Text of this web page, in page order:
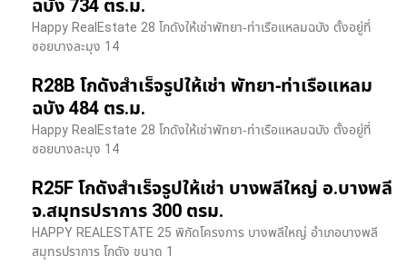
ฉบัง 734 ตร.ม.
Happy RealEstate 28 โกดังให้เช่าพัทยา-ท่าเรือแหลมฉบัง ตั้งอยู่ที่
ซอยบางละมุง 14
R28B โกดังสำเร็จรูปให้เช่า พัทยา-ท่าเรือแหลม
ฉบัง 484 ตร.ม.
Happy RealEstate 28 โกดังให้เช่าพัทยา-ท่าเรือแหลมฉบัง ตั้งอยู่ที่
ซอยบางละมุง 14
R25F โกดังสำเร็จรูปให้เช่า บางพลีใหญ่ อ.บางพลี
จ.สมุทรปราการ 300 ตรม.
HAPPY REALESTATE 25 พิกัดโครงการ บางพลีใหญ่ อำเภอบางพลี
สมุทรปราการ โกดัง ขนาด 1